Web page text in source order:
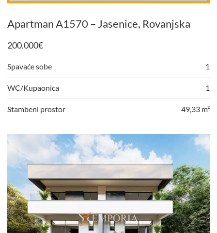
Apartman A1570 – Jasenice, Rovanjska
200.000€
Spavaće sobe 1
WC/Kupaonica 1
Stambeni prostor 49,33 m²